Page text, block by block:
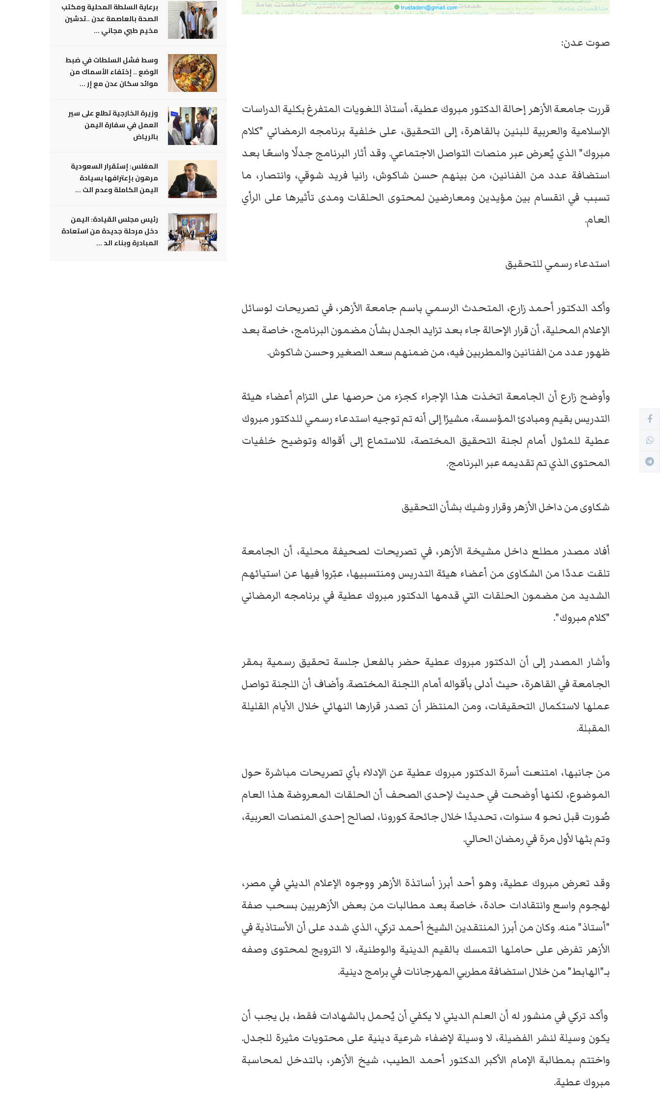
صوت عدن:
قررت جامعة الأزهر إحالة الدكتور مبروك عطية، أستاذ اللغويات المتفرغ بكلية الدراسات
الإسلامية والعربية للبنين بالقاهرة، إلى التحقيق، على خلفية برنامجه الرمضاني "كلام
مبروك" الذي يُعرض عبر منصات التواصل الاجتماعي. وقد أثار البرنامج جدلًا واسعًا بعد
استضافة عدد من الفنانين، من بينهم حسن شاكوش، رانيا فريد شوقي، وانتصار، ما
تسبب في انقسام بين مؤيدين ومعارضين لمحتوى الحلقات ومدى تأثيرها على الرأي
العام.
استدعاء رسمي للتحقيق
وأكد الدكتور أحمد زارع، المتحدث الرسمي باسم جامعة الأزهر، في تصريحات لوسائل
الإعلام المحلية، أن قرار الإحالة جاء بعد تزايد الجدل بشأن مضمون البرنامج، خاصة بعد
ظهور عدد من الفنانين والمطربين فيه، من ضمنهم سعد الصغير وحسن شاكوش.
وأوضح زارع أن الجامعة اتخذت هذا الإجراء كجزء من حرصها على التزام أعضاء هيئة
التدريس بقيم ومبادئ المؤسسة، مشيرًا إلى أنه تم توجيه استدعاء رسمي للدكتور مبروك
عطية للمثول أمام لجنة التحقيق المختصة، للاستماع إلى أقواله وتوضيح خلفيات
المحتوى الذي تم تقديمه عبر البرنامج.
شكاوى من داخل الأزهر وقرار وشيك بشأن التحقيق
أفاد مصدر مطلع داخل مشيخة الأزهر، في تصريحات لصحيفة محلية، أن الجامعة
تلقت عددًا من الشكاوى من أعضاء هيئة التدريس ومنتسبيها، عبّروا فيها عن استيائهم
الشديد من مضمون الحلقات التي قدمها الدكتور مبروك عطية في برنامجه الرمضاني
"كلام مبروك".
وأشار المصدر إلى أن الدكتور مبروك عطية حضر بالفعل جلسة تحقيق رسمية بمقر
الجامعة في القاهرة، حيث أدلى بأقواله أمام اللجنة المختصة. وأضاف أن اللجنة تواصل
عملها لاستكمال التحقيقات، ومن المنتظر أن تصدر قرارها النهائي خلال الأيام القليلة
المقبلة.
من جانبها، امتنعت أسرة الدكتور مبروك عطية عن الإدلاء بأي تصريحات مباشرة حول
الموضوع، لكنها أوضحت في حديث لإحدى الصحف أن الحلقات المعروضة هذا العام
صُورت قبل نحو 4 سنوات، تحديدًا خلال جائحة كورونا، لصالح إحدى المنصات العربية،
وتم بثها لأول مرة في رمضان الحالي.
وقد تعرض مبروك عطية، وهو أحد أبرز أساتذة الأزهر ووجوه الإعلام الديني في مصر،
لهجوم واسع وانتقادات حادة، خاصة بعد مطالبات من بعض الأزهريين بسحب صفة
"أستاذ" منه. وكان من أبرز المنتقدين الشيخ أحمد تركي، الذي شدد على أن الأستاذية في
الأزهر تفرض على حاملها التمسك بالقيم الدينية والوطنية، لا الترويج لمحتوى وصفه
بـ"الهابط" من خلال استضافة مطربي المهرجانات في برامج دينية.
وأكد تركي في منشور له أن العلم الديني لا يكفي أن يُحمل بالشهادات فقط، بل يجب أن
يكون وسيلة لنشر الفضيلة، لا وسيلة لإضفاء شرعية دينية على محتويات مثيرة للجدل.
واختتم بمطالبة الإمام الأكبر الدكتور أحمد الطيب، شيخ الأزهر، بالتدخل لمحاسبة
مبروك عطية.
برعاية السلطة المحلية ومكتب
الصحة بالعاصمة عدن ..تدشين
مخيم طبي مجاني ...
وسط فشل السلطات في ضبط
الوضع .. إختفاء الأسماك من
موائد سكان عدن مع إر ...
وزيرة الخارجية تطلع على سير
العمل في سفارة اليمن
بالرياض
المغلس: إستقرار السعودية
مرهون بإعترافها بسيادة
اليمن الكاملة وعدم الت ...
رئيس مجلس القيادة: اليمن
دخل مرحلة جديدة من استعادة
المبادرة وبناء الد ...